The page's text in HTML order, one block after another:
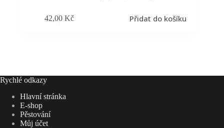
42,00Kč Přidat do košíku
Rychlé odkazy
Hlavní stránka
E-shop
Pěstování
Můj účet